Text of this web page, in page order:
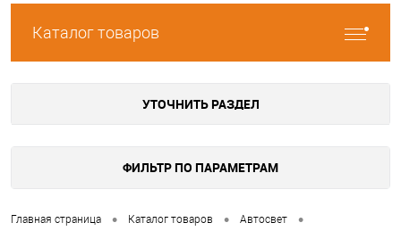
Каталог товаров
УТОЧНИТЬ РАЗДЕЛ
ФИЛЬТР ПО ПАРАМЕТРАМ
Главная страница • Каталог товаров • Автосвет •